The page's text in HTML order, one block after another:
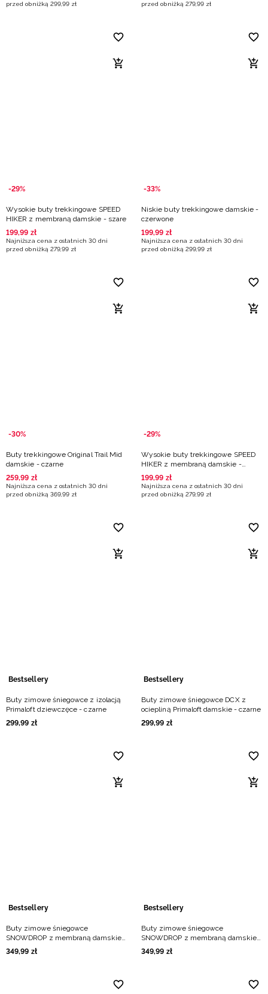
przed obniżką 299,99 zł
przed obniżką 279,99 zł
-29%
Wysokie buty trekkingowe SPEED
HIKER z membraną damskie - szare
199,99 zł
Najniższa cena z ostatnich 30 dni
przed obniżką 279,99 zł
-33%
Niskie buty trekkingowe damskie -
czerwone
199,99 zł
Najniższa cena z ostatnich 30 dni
przed obniżką 299,99 zł
-30%
Buty trekkingowe Original Trail Mid
damskie - czarne
259,99 zł
Najniższa cena z ostatnich 30 dni
przed obniżką 369,99 zł
-29%
Wysokie buty trekkingowe SPEED
HIKER z membraną damskie -
beżowe
199,99 zł
Najniższa cena z ostatnich 30 dni
przed obniżką 279,99 zł
Bestsellery
Buty zimowe śniegowce z izolacją
Primaloft dziewczęce - czarne
299,99 zł
Bestsellery
Buty zimowe śniegowce DCX z
ociepliną Primaloft damskie - czarne
299,99 zł
Bestsellery
Buty zimowe śniegowce
SNOWDROP z membraną damskie -
beżowe
349,99 zł
Bestsellery
Buty zimowe śniegowce
SNOWDROP z membraną damskie -
czarne
349,99 zł